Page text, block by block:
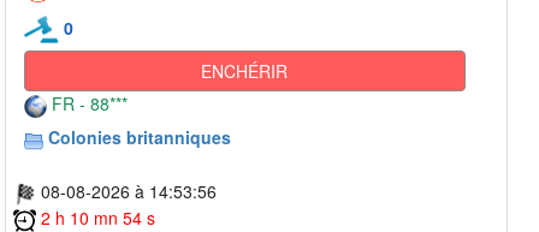
0
ENCHÉRIR
FR - 88***
Colonies britanniques
08-08-2026 à 14:53:56
2 h 10 mn 54 s